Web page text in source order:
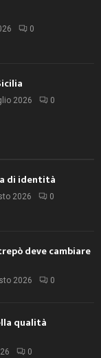
0
2026 0
di identità
2026 0
deve cambiare
2026 0
qualità
0